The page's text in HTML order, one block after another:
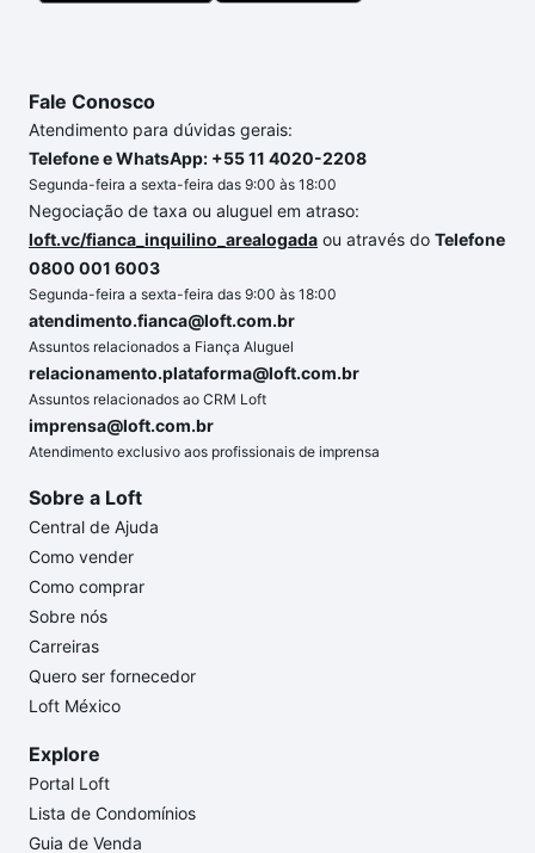
Fale Conosco
Atendimento para dúvidas gerais:
Telefone e WhatsApp: +55 11 4020-2208
Segunda-feira a sexta-feira das 9:00 às 18:00
Negociação de taxa ou aluguel em atraso:
loft.vc/fianca_inquilino_arealogada ou através do Telefone
0800 001 6003
Segunda-feira a sexta-feira das 9:00 às 18:00
atendimento.fianca@loft.com.br
Assuntos relacionados a Fiança Aluguel
relacionamento.plataforma@loft.com.br
Assuntos relacionados ao CRM Loft
imprensa@loft.com.br
Atendimento exclusivo aos profissionais de imprensa
Sobre a Loft
Central de Ajuda
Como vender
Como comprar
Sobre nós
Carreiras
Quero ser fornecedor
Loft México
Explore
Portal Loft
Lista de Condomínios
Guia de Venda